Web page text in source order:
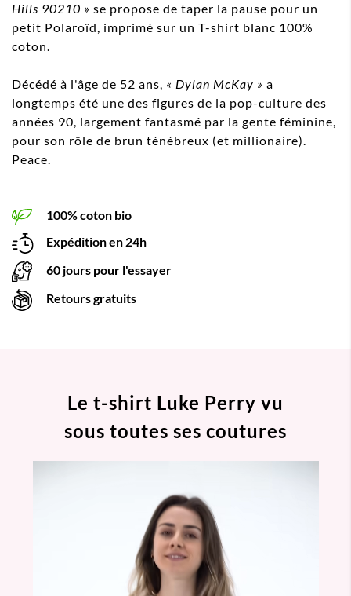
Hills 90210 » se propose de taper la pause pour un
petit Polaroïd, imprimé sur un T-shirt blanc 100%
coton.
Décédé à l'âge de 52 ans, « Dylan McKay » a
longtemps été une des figures de la pop-culture des
années 90, largement fantasmé par la gente féminine,
pour son rôle de brun ténébreux (et millionaire).
Peace.
100% coton bio
Expédition en 24h
60 jours pour l'essayer
Retours gratuits
Le t-shirt Luke Perry vu
sous toutes ses coutures